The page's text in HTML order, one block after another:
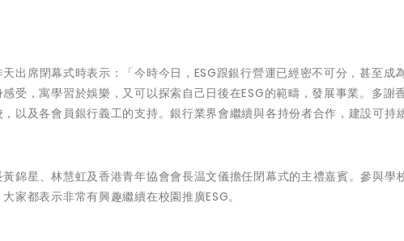
天出席閉幕式時表示：「今時今日，ESG跟銀行營運已經密不可分，甚至成
受，寓學習於娛樂，又可以探索自己日後在ESG的範疇，發展事業。多謝
以及各會員銀行義工的支持。銀行業界會繼續與各持份者合作，建設可持
錦星 、林慧虹及香港青年協會會長温文儀擔任閉幕式的主禮嘉賓。參與學
家都表示非常有興趣繼續在校園推廣ESG。